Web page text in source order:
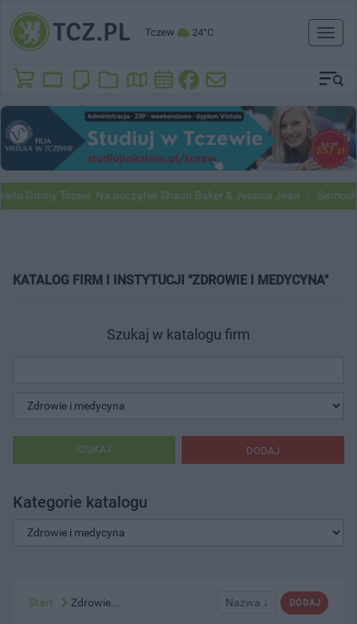
Tczew 24°C
Toggle
Gminy Tczew. Na początek Shaun Baker & Jessica Jean
KATALOG FIRM I INSTYTUCJI "ZDROWIE I MEDYCYNA"
Szukaj w katalogu firm
DODAJ
SZUKAJ
Kategorie katalogu
DODAJ
Nazwa ↓
Start Zdrowie...